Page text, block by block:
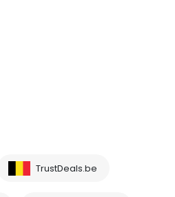
TrustDeals.be